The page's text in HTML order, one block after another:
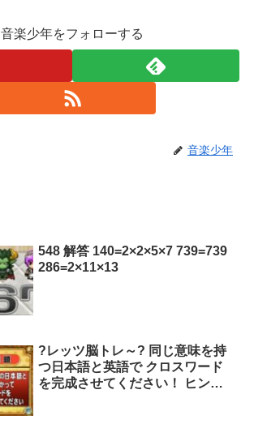
音楽少年をフォローする
音楽少年
548 解答 140=2×2×5×7 739=739
286=2×11×13
?レッツ脳トレ～? 同じ意味を持
つ日本語と英語で クロスワード
を完成させてください！ ヒント